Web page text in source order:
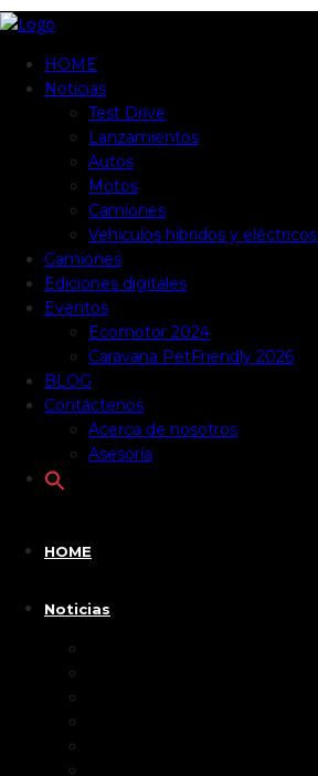
HOME
Noticias
Test Drive
Lanzamientos
Autos
Motos
Camiones
Vehiculos hibridos y eléctricos
Camiones
Ediciones digitales
Eventos
Ecomotor 2024
Caravana PetFriendly 2026
BLOG
Contáctenos
Acerca de nosotros
Asesoría
Search
for:
HOME
Noticias